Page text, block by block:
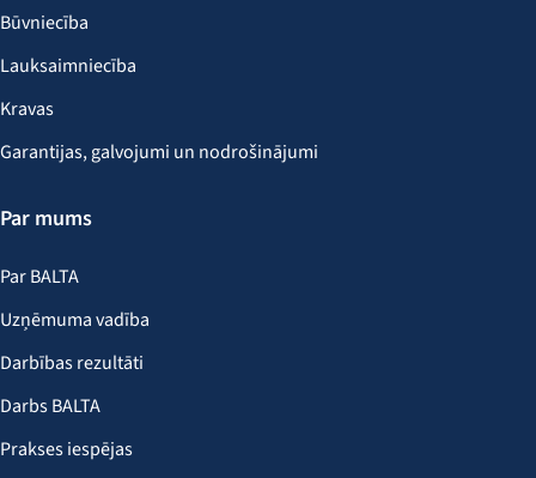
Būvniecība
Lauksaimniecība
Kravas
Garantijas, galvojumi un nodrošinājumi
Par mums
Par BALTA
Uzņēmuma vadība
Darbības rezultāti
Darbs BALTA
Prakses iespējas